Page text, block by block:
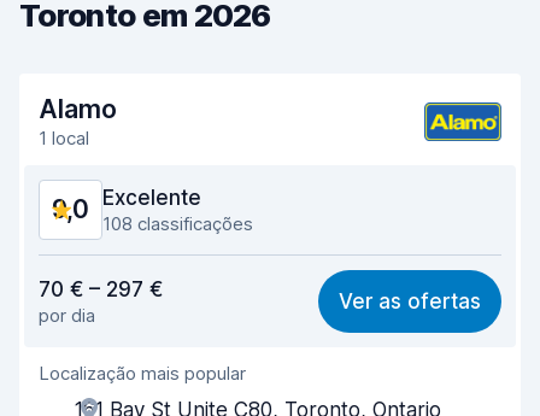
Toronto em 2026
Alamo
1 local
9,0 Excelente
108 classificações
8,7
Facilidade em encontrar 8,8
Eficiência dos agentes
70 € – 297 €
por dia
Ver as ofertas
Localização mais popular
161 Bay St Unite C80, Toronto, Ontario